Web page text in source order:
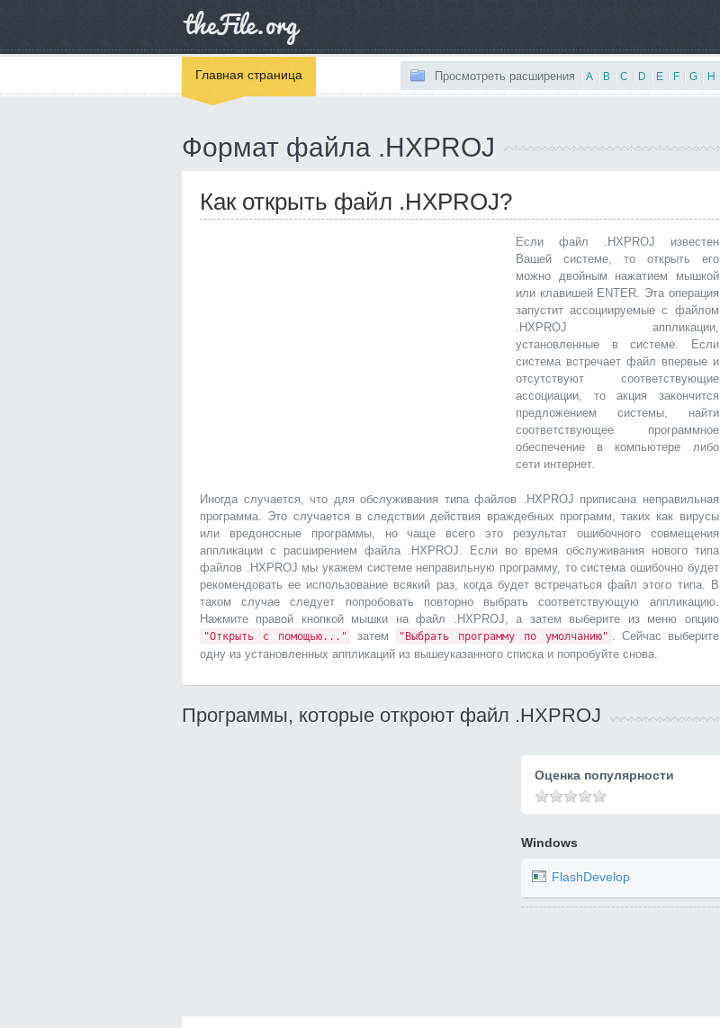
Главная страница Просмотреть расширения A B C D E F G H
Формат файла .HXPROJ
Как открыть файл .HXPROJ?
Если файл .HXPROJ известен
Вашей системе, то открыть его
можно двойным нажатием мышкой
или клавишей ENTER. Эта операция
запустит ассоциируемые с файлом
.HXPROJ аппликации,
установленные в системе. Если
система встречает файл впервые и
отсутствуют соответствующие
ассоциации, то акция закончится
предложением системы, найти
соответствующее программное
обеспечение в компьютере либо
сети интернет.
Иногда случается, что для обслуживания типа файлов .HXPROJ приписана неправильная
программа. Это случается в следствии действия враждебных программ, таких как вирусы
или вредоносные программы, но чаще всего это результат ошибочного совмещения
аппликации с расширением файла .HXPROJ. Если во время обслуживания нового типа
файлов .HXPROJ мы укажем системе неправильную программу, то система ошибочно будет
рекомендовать ее использование всякий раз, когда будет встречаться файл этого типа. В
таком случае следует попробовать повторно выбрать соответствующую аппликацию.
Нажмите правой кнопкой мышки на файл .HXPROJ, а затем выберите из меню опцию
"Открыть с помощью..." затем "Выбрать программу по умолчанию" . Сейчас выберите
одну из установленных аппликаций из вышеуказанного списка и попробуйте снова.
Программы, которые откроют файл .HXPROJ
Оценка популярности
Windows
FlashDevelop